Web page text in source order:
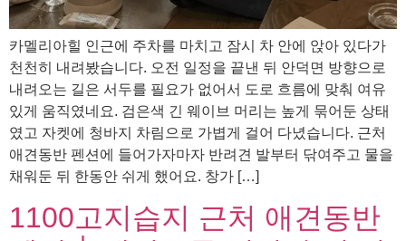
카멜리아힐 인근에 주차를 마치고 잠시 차 안에 앉아 있다가
천천히 내려봤습니다. 오전 일정을 끝낸 뒤 안덕면 방향으로
내려오는 길은 서두를 필요가 없어서 도로 흐름에 맞춰 여유
있게 움직였네요. 검은색 긴 웨이브 머리는 높게 묶어둔 상태
였고 자켓에 청바지 차림으로 가볍게 걸어 다녔습니다. 근처
애견동반 펜션에 들어가자마자 반려견 발부터 닦여주고 물을
채워둔 뒤 한동안 쉬게 했어요. 창가 […]
1100고지습지 근처 애견동반